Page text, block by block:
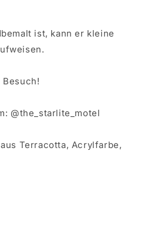
ist, kann er kleine
@the_starlite_motel
Terracotta, Acrylfarbe,